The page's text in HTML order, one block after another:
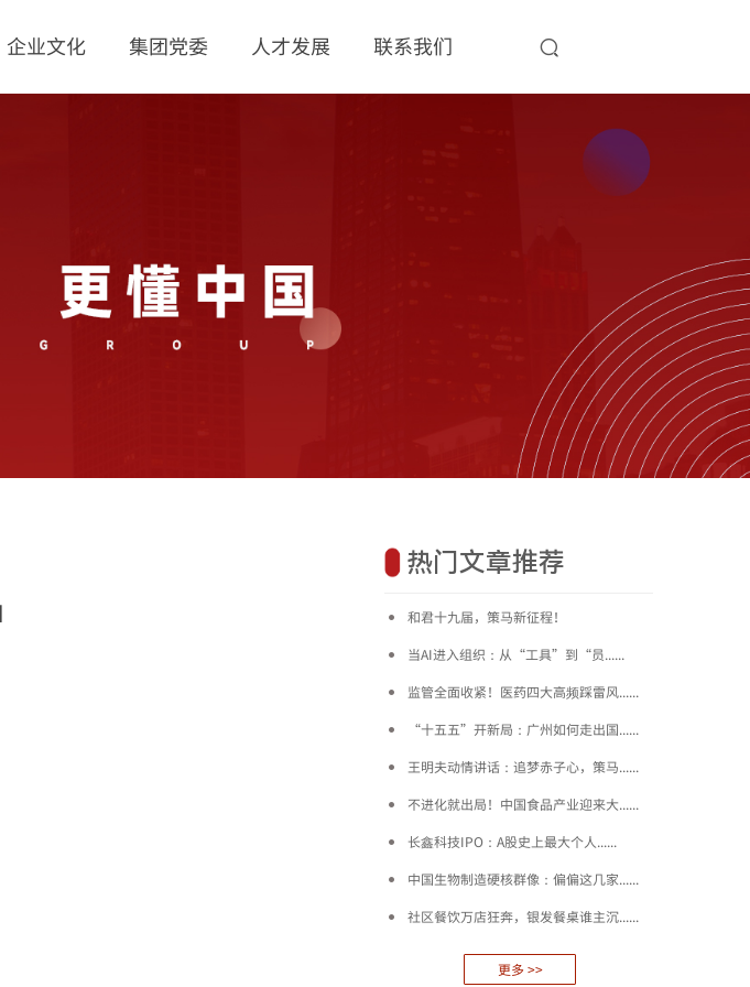
企业文化 集团党委 人才发展 联系我们
热门文章推荐
和君十九届，策马新征程！
当AI进入组织：从“工具”到“员......
监管全面收紧！医药四大高频踩雷风......
“十五五”开新局：广州如何走出国......
王明夫动情讲话：追梦赤子心，策马......
不进化就出局！中国食品产业迎来大......
长鑫科技IPO：A股史上最大个人......
中国生物制造硬核群像：偏偏这几家......
社区餐饮万店狂奔，银发餐桌谁主沉......
更多 >>